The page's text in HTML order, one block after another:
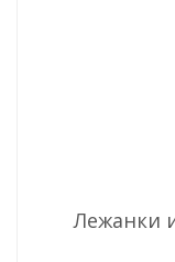
Лежанки